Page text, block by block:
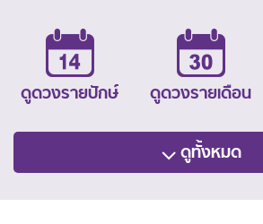
ดูดวงรายปักษ์ ดูดวงรายเดือน
ดูทั้งหมด